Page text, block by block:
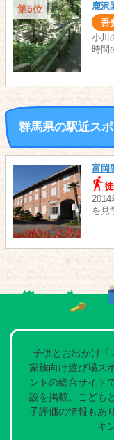
第5位 鹿沢
吾
小川
時間
群馬県の駅近ス
富岡
2014
を見
子供とお出かけ
家族向け遊び場ス
ントの総合サイト
設を掲載。こども
子評価の情報もあ
キ